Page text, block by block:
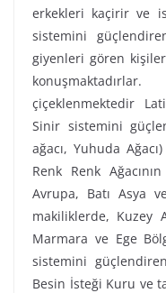
erkekleri kaçirir ve
sistemini
giyenleri gören
çiçeklenmektedir
Sinir sistemini
ağacı, Yuhuda
Renk Renk
Avrupa, Batı Asya
makiliklerde, Kuzey
Marmara ve Ege
sistemini
Besin İsteği Kuru ve